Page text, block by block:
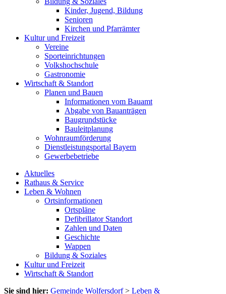
Kinder, Jugend, Bildung
Senioren
Kirchen und Pfarrämter
Kultur und Freizeit
Vereine
Sporteinrichtungen
Volkshochschule
Gastronomie
Wirtschaft & Standort
Planen und Bauen
Informationen vom Bauamt
Abgabe von Bauanträgen
Baugrundstücke
Bauleitplanung
Wohnraumförderung
Dienstleistungsportal Bayern
Gewerbebetriebe
Aktuelles
Rathaus & Service
Leben & Wohnen
Ortsinformationen
Ortspläne
Defibrillator Standort
Zahlen und Daten
Geschichte
Wappen
Bildung & Soziales
Kultur und Freizeit
Wirtschaft & Standort
Sie sind hier: Gemeinde Wolfersdorf> Leben &